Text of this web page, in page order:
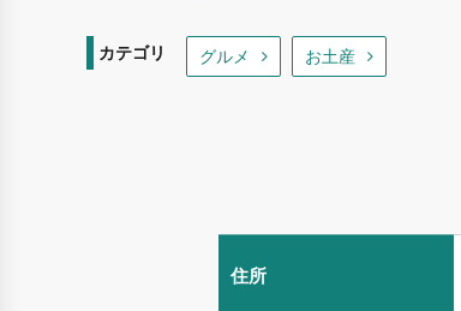
カテゴリ グルメ お土産
住所